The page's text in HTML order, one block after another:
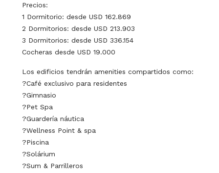
Precios:
1 Dormitorio: desde USD 162.869
2 Dormitorios: desde USD 213.903
3 Dormitorios: desde USD 336.154
Cocheras desde USD 19.000
Los edificios tendrán amenities compartidos como:
?Café exclusivo para residentes
?Gimnasio
?Pet Spa
?Guardería náutica
?Wellness Point & spa
?Piscina
?Solárium
?Sum & Parrilleros